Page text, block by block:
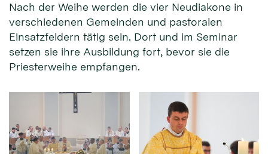
Nach der Weihe werden die vier Neudiakone in
verschiedenen Gemeinden und pastoralen
Einsatzfeldern tätig sein. Dort und im Seminar
setzen sie ihre Ausbildung fort, bevor sie die
Priesterweihe empfangen.